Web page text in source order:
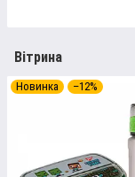
Вітрина
Новинка –12%